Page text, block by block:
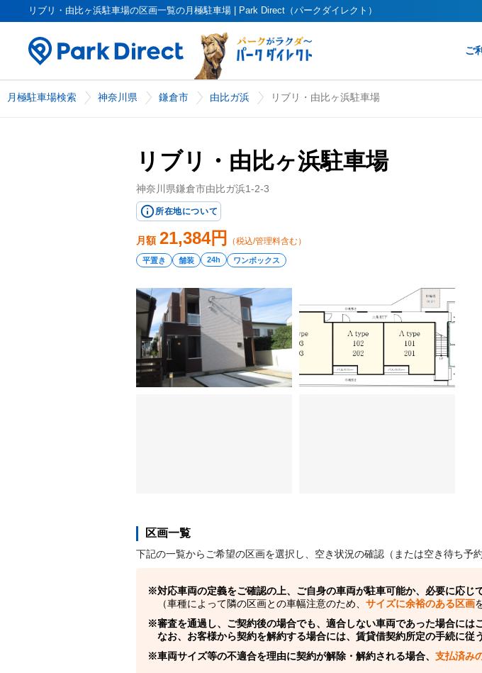
リブリ・由比ヶ浜駐車場の区画一覧の月極駐車場 | Park Direct（パークダイレクト）
ご
月極駐車場検索 神奈川県 鎌倉市 由比ガ浜 リブリ・由比ヶ浜駐車場
リブリ・由比ヶ浜駐車場
神奈川県鎌倉市由比ガ浜1-2-3
所在地について
月額 21,384円 （税込/管理料含む）
平置き 舗装 24h ワンボックス
区画一覧
下記の一覧からご希望の区画を選択し、空き状況の確認（または空き待ち予
対応車両の定義をご確認の上、ご自身の車両が駐車可能か、必要に応じ
（車種によって隣の区画との車幅注意のため、 サイズに余裕のある区画
審査を通過し、ご契約後の場合でも、適合しない車両であった場合には
なお、お客様から契約を解約する場合には、賃貸借契約所定の手続に従
車両サイズ等の不適合を理由に契約が解除・解約される場合、 支払済み